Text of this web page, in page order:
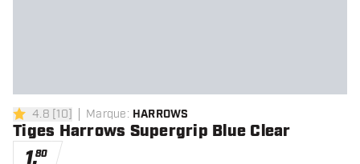
4.8 étoiles de notation
4.8 [10] Marque: HARROWS
Tiges Harrows Supergrip Blue Clear
1,80